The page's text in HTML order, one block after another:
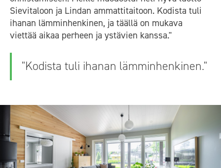
Sievitaloon ja Lindan ammattitaitoon. Kodista tuli
ihanan lämminhenkinen, ja täällä on mukava
viettää aikaa perheen ja ystävien kanssa."
"Kodista tuli ihanan lämminhenkinen."